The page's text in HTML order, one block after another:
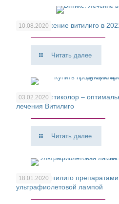
10.08.2020
Витикс. Лечение витилиго в
Читать далее
03.02.2020
Витикс и Витиколор –
лечения Витилиго
Читать далее
18.01.2020
Лечение витилиго
ультрафиолетовой лампой